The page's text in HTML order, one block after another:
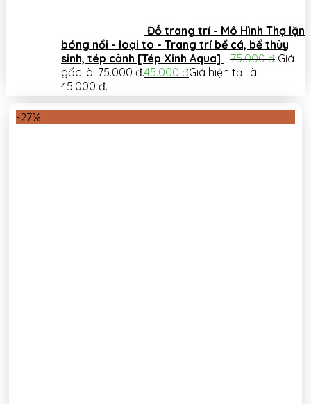
Đồ trang trí - Mô Hình Thợ lặn
bóng nổi - loại to - Trang trí bể cá, bể thủy
sinh, tép cảnh [Tép Xinh Aqua]
75.000đ Giá
gốc là: 75.000 đ.45.000 đGiá hiện tại là:
45.000 đ.
-27%